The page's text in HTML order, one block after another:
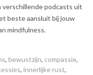
verschillende podcasts uit
beste aansluit bij jouw
mindfulness.
, bewustzijn, compassie,
, innerlijke rust,